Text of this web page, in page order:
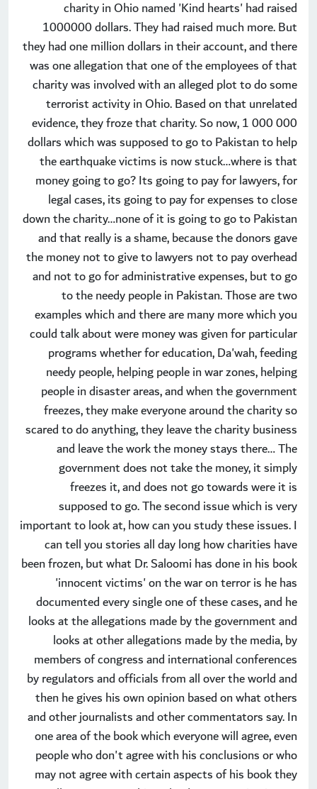
charity in Ohio named 'Kind hearts' had raised
1000000 dollars. They had raised much more. But
they had one million dollars in their account, and there
was one allegation that one of the employees of that
charity was involved with an alleged plot to do some
terrorist activity in Ohio. Based on that unrelated
evidence, they froze that charity. So now, 1 000 000
dollars which was supposed to go to Pakistan to help
the earthquake victims is now stuck…where is that
money going to go? Its going to pay for lawyers, for
legal cases, its going to pay for expenses to close
down the charity…none of it is going to go to Pakistan
and that really is a shame, because the donors gave
the money not to give to lawyers not to pay overhead
and not to go for administrative expenses, but to go
to the needy people in Pakistan. Those are two
examples which and there are many more which you
could talk about were money was given for particular
programs whether for education, Da'wah, feeding
needy people, helping people in war zones, helping
people in disaster areas, and when the government
freezes, they make everyone around the charity so
scared to do anything, they leave the charity business
and leave the work the money stays there… The
government does not take the money, it simply
freezes it, and does not go towards were it is
supposed to go. The second issue which is very
important to look at, how can you study these issues. I
can tell you stories all day long how charities have
been frozen, but what Dr. Saloomi has done in his book
'innocent victims' on the war on terror is he has
documented every single one of these cases, and he
looks at the allegations made by the government and
looks at other allegations made by the media, by
members of congress and international conferences
by regulators and officials from all over the world and
then he gives his own opinion based on what others
and other journalists and other commentators say. In
one area of the book which everyone will agree, even
people who don't agree with his conclusions or who
may not agree with certain aspects of his book they